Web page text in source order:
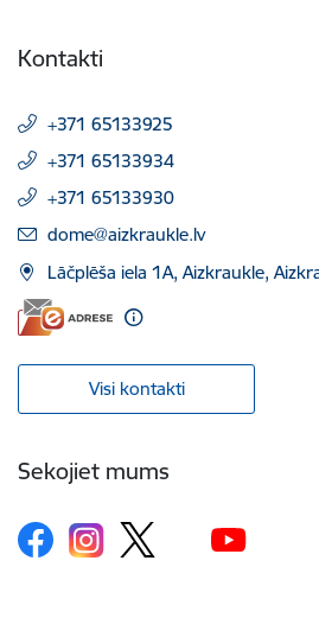
Kontakti
+371 65133925
+371 65133934
+371 65133930
E-pasts:
dome@aizkraukle.lv
Lāčplēša iela 1A, Aizkraukle,
Visi kontakti
Sekojiet mums